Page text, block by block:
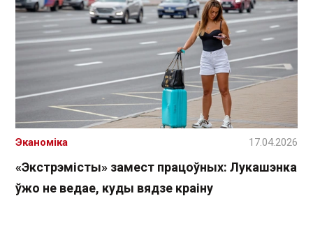
«Экстрэмісты» замест працоўных: Лукашэнка
ўжо не ведае, куды вядзе краіну
Эканоміка 17.04.2026